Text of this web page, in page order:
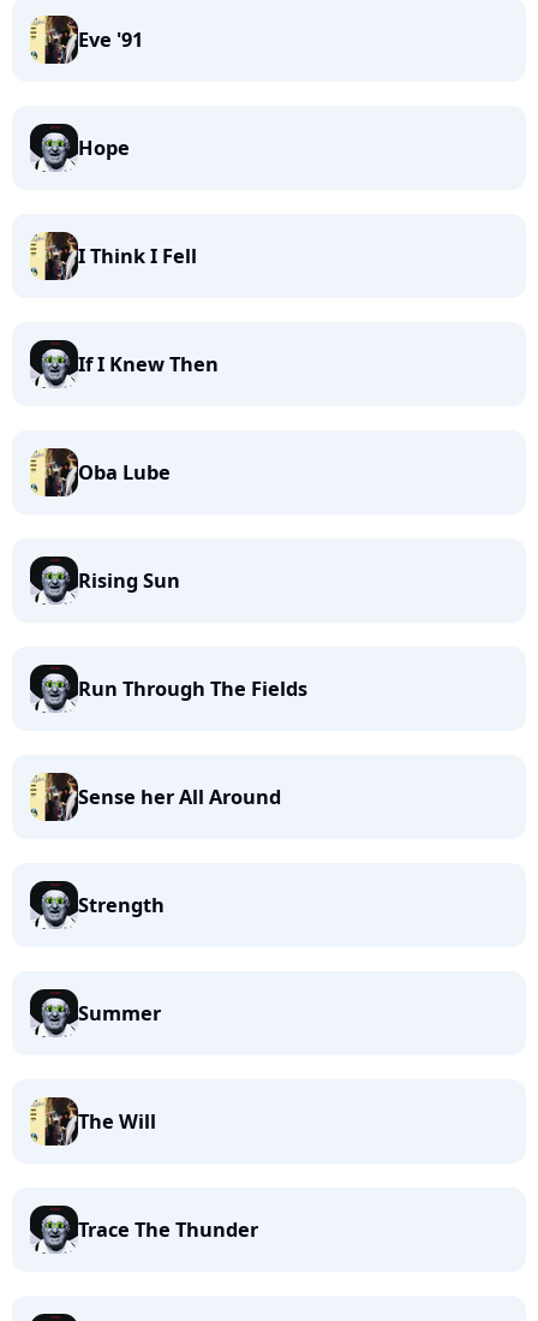
Eve '91
Hope
I Think I Fell
If I Knew Then
Oba Lube
Rising Sun
Run Through The Fields
Sense her All Around
Strength
Summer
The Will
Trace The Thunder